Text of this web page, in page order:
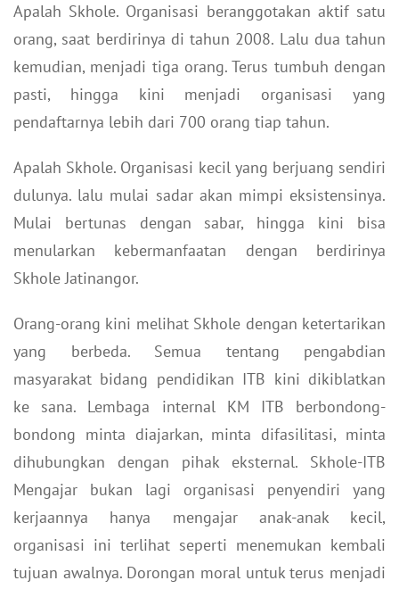
Apalah Skhole. Organisasi beranggotakan aktif satu
orang, saat berdirinya di tahun 2008. Lalu dua tahun
kemudian, menjadi tiga orang. Terus tumbuh dengan
pasti, hingga kini menjadi organisasi yang
pendaftarnya lebih dari 700 orang tiap tahun.
Apalah Skhole. Organisasi kecil yang berjuang sendiri
dulunya. lalu mulai sadar akan mimpi eksistensinya.
Mulai bertunas dengan sabar, hingga kini bisa
menularkan kebermanfaatan dengan berdirinya
Skhole Jatinangor.
Orang-orang kini melihat Skhole dengan ketertarikan
yang berbeda. Semua tentang pengabdian
masyarakat bidang pendidikan ITB kini dikiblatkan
ke sana. Lembaga internal KM ITB berbondong-
bondong minta diajarkan, minta difasilitasi, minta
dihubungkan dengan pihak eksternal. Skhole-ITB
Mengajar bukan lagi organisasi penyendiri yang
kerjaannya hanya mengajar anak-anak kecil,
organisasi ini terlihat seperti menemukan kembali
tujuan awalnya. Dorongan moral untuk terus menjadi